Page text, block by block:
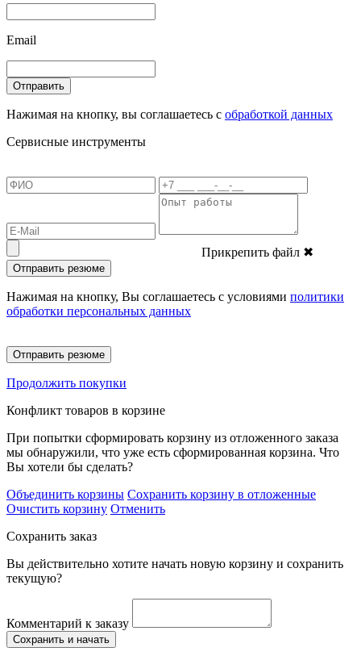
Email
Отправить
Нажимая на кнопку, вы соглашаетесь с обработкой данных
Сервисные инструменты
Прикрепить файл ✖
Отправить резюме
Нажимая на кнопку, Вы соглашаетесь с условиями политики
обработки персональных данных
Отправить резюме
Продолжить покупки
Конфликт товаров в корзине
При попытки сформировать корзину из отложенного заказа
мы обнаружили, что уже есть сформированная корзина. Что
Вы хотели бы сделать?
Объединить корзины Сохранить корзину в отложенные
Очистить корзину Отменить
Сохранить заказ
Вы действительно хотите начать новую корзину и сохранить
текущую?
Комментарий к заказу
Сохранить и начать